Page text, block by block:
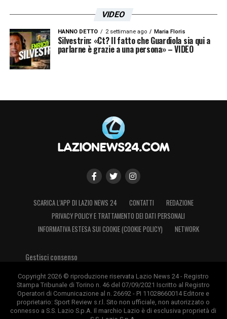
VIDEO
HANNO DETTO 2 settimane ago Maria Floris
Silvestrin: «Ct? Il fatto che Guardiola sia qui a
parlarne è grazie a una persona» – VIDEO
SCARICA L’APP DI LAZIO NEWS 24 CONTATTI
REDAZIONE
PRIVACY POLICY E TRATTAMENTO DEI DATI PERSONALI
INFORMATIVA ESTESA SUI COOKIE (COOKIE POLICY)
NETWORK
Gestisci consenso
Copyright 2026 © riproduzione riservata Lazio News 24 - Registro
Stampa Tribunale di Torino n. 46 del 07/09/2021 Iscritto al Registro
Operatori di Comunicazione al n. 26692 - PI 11028660014 Editore e
proprietario: Sport Review s.r.l. Sito non ufficiale, non autorizzato o
connesso a S.S. Lazio S.p.A. Il marchio Lazio è di esclusiva proprietà di